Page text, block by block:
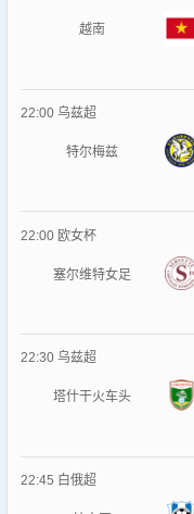
越南
22:00 乌兹超
特尔梅兹
22:00 欧女杯
塞尔维特女足
22:30 乌兹超
塔什干火车头
22:45 白俄超